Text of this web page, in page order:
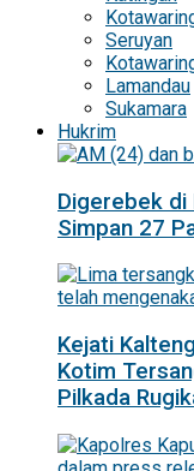
Seruyan
Lamandau
Sukamara
Hukrim
Digerebek di
Simpan 27
Kejati
Kotim
Pilkada